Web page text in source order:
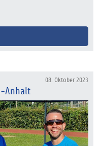
08. Oktober 2023
Anhalt